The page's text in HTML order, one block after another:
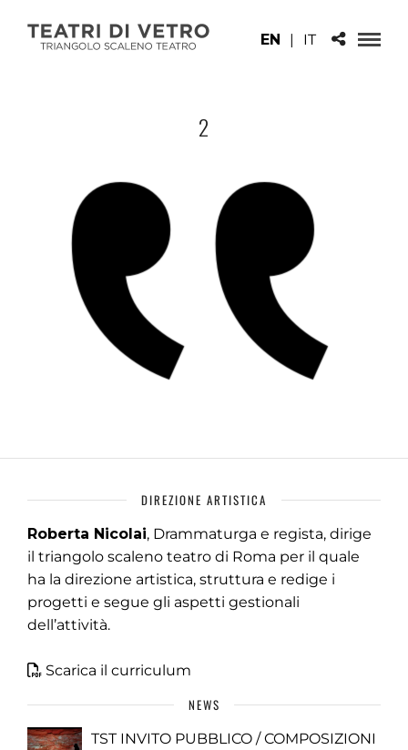
EN | IT
2
DIREZIONE ARTISTICA
Roberta Nicolai, Drammaturga e regista, dirige
il triangolo scaleno teatro di Roma per il quale
ha la direzione artistica, struttura e redige i
progetti e segue gli aspetti gestionali
dell’attività.
Scarica il curriculum
NEWS
TST INVITO PUBBLICO / COMPOSIZIONI